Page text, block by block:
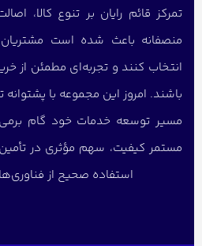
تمرکز قائم رایان بر تنوع کالا،
منصفانه باعث شده است مشتریان
انتخاب کنند و تجربه‌ای مطمئن از
باشند. امروز این مجموعه با
مسیر توسعه خدمات خود گام
مستمر کیفیت، سهم مؤثری در
استفاده صحیح از